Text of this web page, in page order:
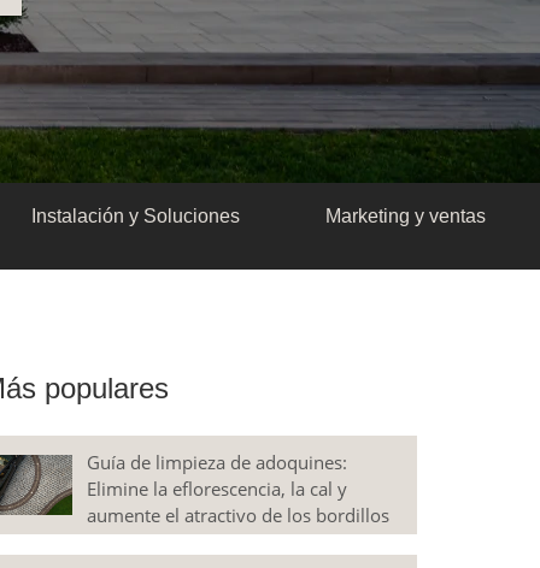
Instalación y Soluciones Marketing y ventas
populares
Guía de limpieza de adoquines:
Elimine la eflorescencia, la cal y
aumente el atractivo de los bordillos